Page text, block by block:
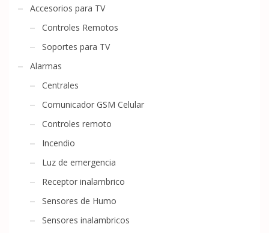
Accesorios para TV
Controles Remotos
Soportes para TV
Alarmas
Centrales
Comunicador GSM Celular
Controles remoto
Incendio
Luz de emergencia
Receptor inalambrico
Sensores de Humo
Sensores inalambricos